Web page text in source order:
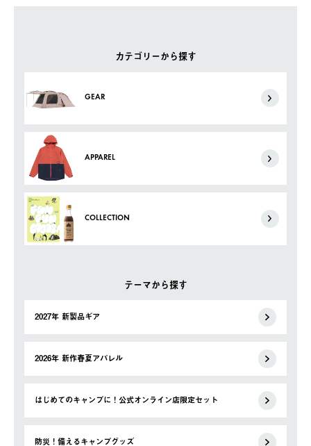
カテゴリーから探す
GEAR
APPAREL
COLLECTION
テーマから探す
2027年 新製品ギア
2026年 新作春夏アパレル
はじめてのキャンプに！公式オンライン店限定セット
防災！備えるキャンプグッズ